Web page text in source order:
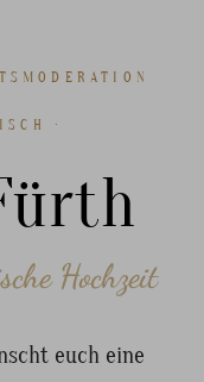
·
Hochzeit
euch eine